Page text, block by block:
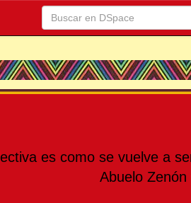
es como se vuelve a
Abuelo